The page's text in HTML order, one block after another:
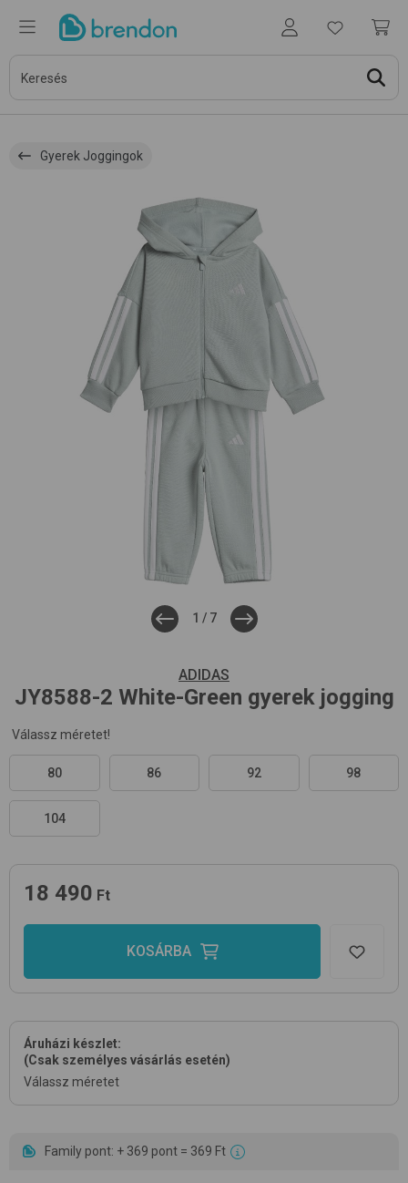
Gyerek Joggingok
1 / 7
ADIDAS
JY8588-2 White-Green gyerek jogging
Válassz méretet!
80 86 92 98
104
18 490 Ft
KOSÁRBA
Áruházi készlet:
(Csak személyes vásárlás esetén)
Válassz méretet
Family pont: + 369 pont = 369 Ft